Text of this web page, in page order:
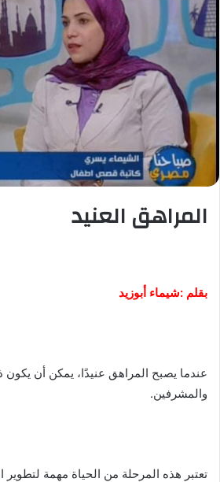
المراهق العنيد
بقلم :شيماء أبوزيد
عندما يصبح المراهق عنيدًا، يمكن أن يكون
والمشرفين.
تعتبر هذه المرحلة من الحياة مهمة لتطوير